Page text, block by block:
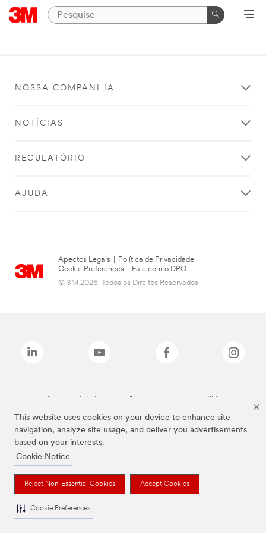
This website uses cookies on your device to enhance site
navigation, analyze site usage, and deliver you advertisements
based on your interests.
Cookie Notice
Reject Non-Essential Cookies Accept Cookies
Cookie Preferences
NOSSA COMPANHIA
NOTÍCIAS
REGULATÓRIO
AJUDA
Apectos Legais Política de Privacidade
Cookie Preferences
Fale com o DPO
© 3M 2026. Todos os Direitos Reservados.
As marcas listadas a cima são marcas comerciais da 3M.